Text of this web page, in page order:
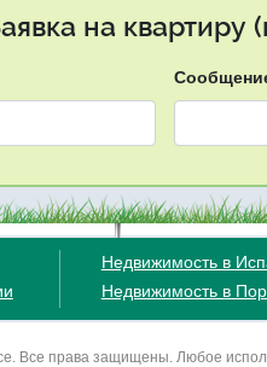
на квартиру
Недвижимость в
Недвижимость в
Все права защищены. Любое